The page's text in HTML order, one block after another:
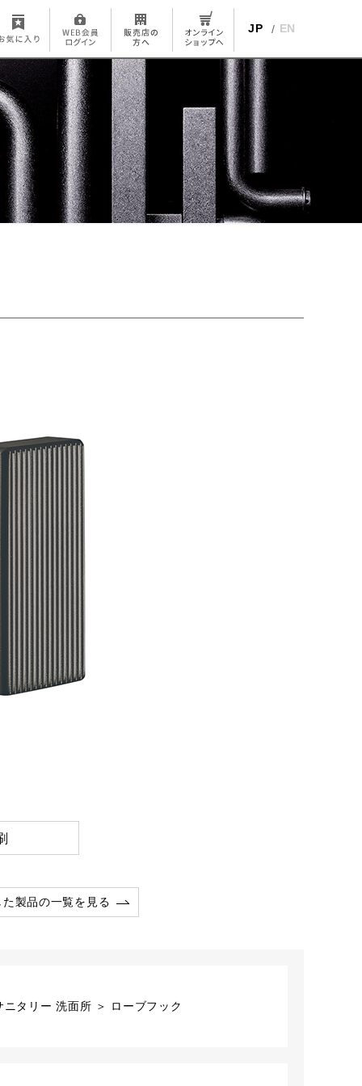
JP EN
製品の一覧を見る
タリー 洗面所 ＞ ローブフック